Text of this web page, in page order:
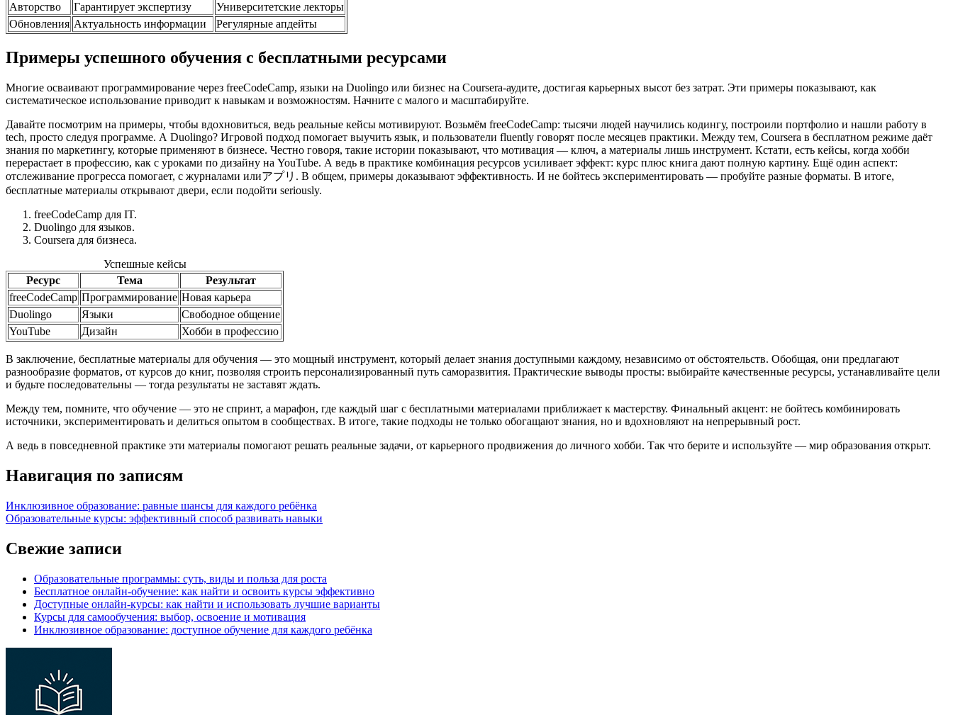
Авторство
Гарантирует экспертизу
Университетские лекторы
Обновления Актуальность информации Регулярные апдейты
Примеры успешного обучения с бесплатными ресурсами
Многие осваивают программирование через freeCodeCamp, языки на Duolingo или бизнес на Coursera-аудите, достигая карьерных высот без затрат. Эти примеры показывают, как
систематическое использование приводит к навыкам и возможностям. Начните с малого и масштабируйте.
Давайте посмотрим на примеры, чтобы вдохновиться, ведь реальные кейсы мотивируют. Возьмём freeCodeCamp: тысячи людей научились кодингу, построили портфолио и нашли работу в
tech, просто следуя программе. А Duolingo? Игровой подход помогает выучить язык, и пользователи fluently говорят после месяцев практики. Между тем, Coursera в бесплатном режиме даёт
знания по маркетингу, которые применяют в бизнесе. Честно говоря, такие истории показывают, что мотивация — ключ, а материалы лишь инструмент. Кстати, есть кейсы, когда хобби
перерастает в профессию, как с уроками по дизайну на YouTube. А ведь в практике комбинация ресурсов усиливает эффект: курс плюс книга дают полную картину. Ещё один аспект:
отслеживание прогресса помогает, с журналами илиアプリ. В общем, примеры доказывают эффективность. И не бойтесь экспериментировать — пробуйте разные форматы. В итоге,
бесплатные материалы открывают двери, если подойти seriously.
freeCodeCamp для IT.
Duolingo для языков.
Coursera для бизнеса.
Успешные кейсы
Ресурс
Тема
Результат
freeCodeCamp Программирование Новая карьера
Duolingo
Языки
Свободное общение
YouTube
Дизайн Хобби в профессию
В заключение, бесплатные материалы для обучения — это мощный инструмент, который делает знания доступными каждому, независимо от обстоятельств. Обобщая, они предлагают
разнообразие форматов, от курсов до книг, позволяя строить персонализированный путь саморазвития. Практические выводы просты: выбирайте качественные ресурсы, устанавливайте цели
и будьте последовательны — тогда результаты не заставят ждать.
Между тем, помните, что обучение — это не спринт, а марафон, где каждый шаг с бесплатными материалами приближает к мастерству. Финальный акцент: не бойтесь комбинировать
источники, экспериментировать и делиться опытом в сообществах. В итоге, такие подходы не только обогащают знания, но и вдохновляют на непрерывный рост.
А ведь в повседневной практике эти материалы помогают решать реальные задачи, от карьерного продвижения до личного хобби. Так что берите и используйте — мир образования открыт.
Навигация по записям
Инклюзивное образование: равные шансы для каждого ребёнка
Образовательные курсы: эффективный способ развивать навыки
Свежие записи
Образовательные программы: суть, виды и польза для роста
Бесплатное онлайн-обучение: как найти и освоить курсы эффективно
Доступные онлайн-курсы: как найти и использовать лучшие варианты
Курсы для самообучения: выбор, освоение и мотивация
Инклюзивное образование: доступное обучение для каждого ребёнка